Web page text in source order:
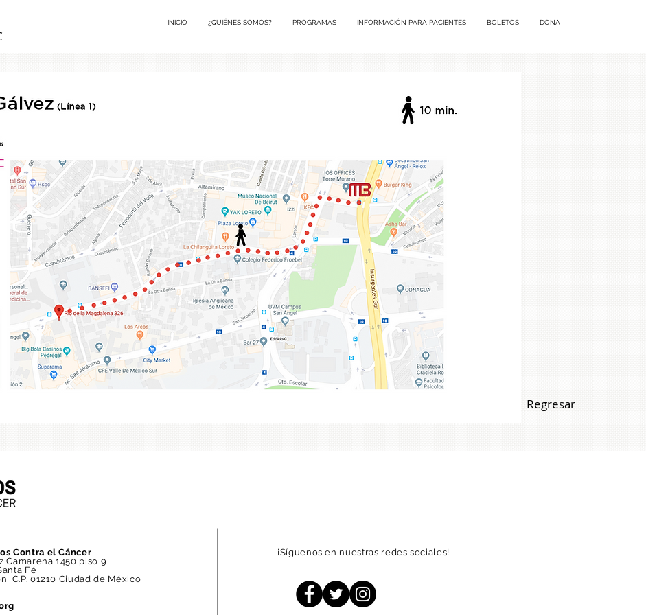
INICIO ¿QUIÉNES SOMOS? PROGRAMAS INFORMACIÓN PARA PACIENTES BOLETOS DONA
Regresar
Contra el Cáncer
Camarena 1450 piso 9
Fé
C.P. 01210 Ciudad de México
¡Síguenos en nuestras redes sociales!